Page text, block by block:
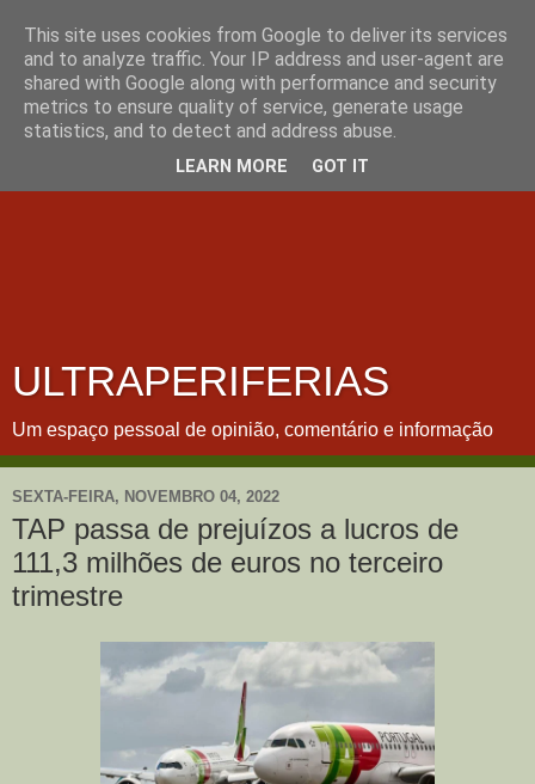
ULTRAPERIFERIAS
Um espaço pessoal de opinião, comentário e informação
SEXTA-FEIRA, NOVEMBRO 04, 2022
TAP passa de prejuízos a lucros de
111,3 milhões de euros no terceiro
trimestre
This site uses cookies from Google to deliver its services
and to analyze traffic. Your IP address and user-agent are
shared with Google along with performance and security
metrics to ensure quality of service, generate usage
statistics, and to detect and address abuse.
LEARN MORE GOT IT